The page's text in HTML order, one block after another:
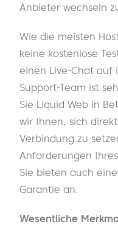
Anbieter wechseln
Wie die meisten
keine kostenlose
einen Live-Chat auf
Support-Team ist
Sie Liquid Web in
wir Ihnen, sich
Verbindung zu
Anforderungen
Sie bieten auch
Garantie an.
Wesentliche